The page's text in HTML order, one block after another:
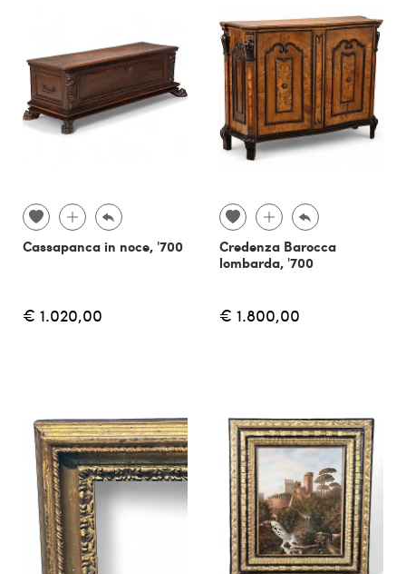
Cassapanca in noce, '700
€ 1.020,00
Credenza Barocca
lombarda, '700
€ 1.800,00